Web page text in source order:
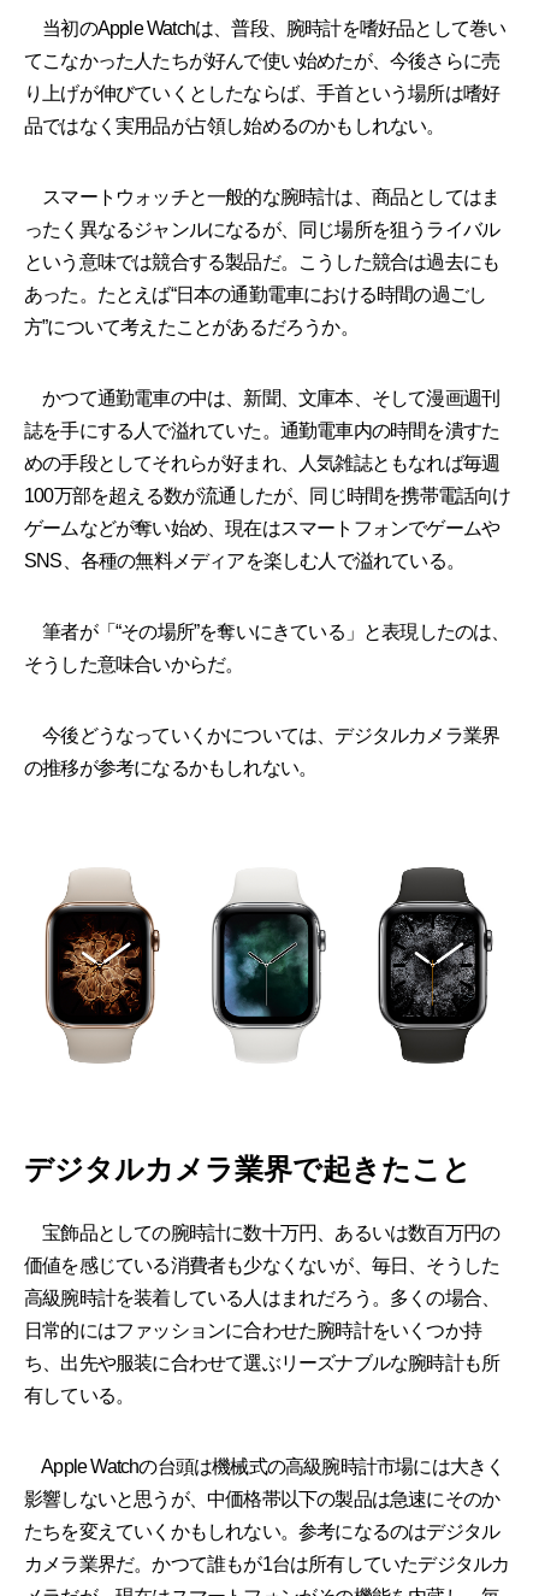
当初のApple Watchは、普段、腕時計を嗜好品として巻い
てこなかった人たちが好んで使い始めたが、今後さらに売
り上げが伸びていくとしたならば、手首という場所は嗜好
品ではなく実用品が占領し始めるのかもしれない。
スマートウォッチと一般的な腕時計は、商品としてはま
ったく異なるジャンルになるが、同じ場所を狙うライバル
という意味では競合する製品だ。こうした競合は過去にも
あった。たとえば“日本の通勤電車における時間の過ごし
方”について考えたことがあるだろうか。
かつて通勤電車の中は、新聞、文庫本、そして漫画週刊
誌を手にする人で溢れていた。通勤電車内の時間を潰すた
めの手段としてそれらが好まれ、人気雑誌ともなれば毎週
100万部を超える数が流通したが、同じ時間を携帯電話向け
ゲームなどが奪い始め、現在はスマートフォンでゲームや
SNS、各種の無料メディアを楽しむ人で溢れている。
筆者が「“その場所”を奪いにきている」と表現したのは、
そうした意味合いからだ。
今後どうなっていくかについては、デジタルカメラ業界
の推移が参考になるかもしれない。
デジタルカメラ業界で起きたこと
宝飾品としての腕時計に数十万円、あるいは数百万円の
価値を感じている消費者も少なくないが、毎日、そうした
高級腕時計を装着している人はまれだろう。多くの場合、
日常的にはファッションに合わせた腕時計をいくつか持
ち、出先や服装に合わせて選ぶリーズナブルな腕時計も所
有している。
Apple Watchの台頭は機械式の高級腕時計市場には大きく
影響しないと思うが、中価格帯以下の製品は急速にそのか
たちを変えていくかもしれない。参考になるのはデジタル
カメラ業界だ。かつて誰もが1台は所有していたデジタルカ